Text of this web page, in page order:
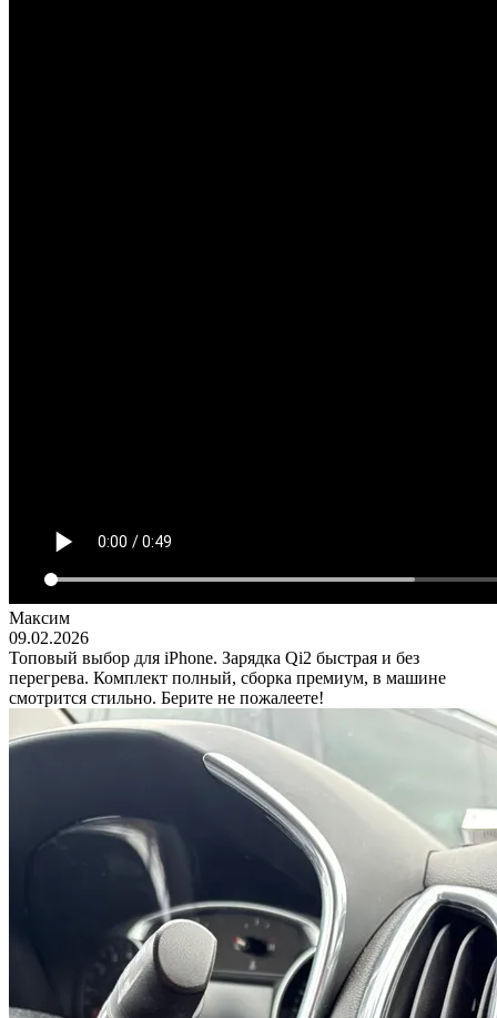
Максим
09.02.2026
Топовый выбор для iPhone. Зарядка Qi2 быстрая и без
перегрева. Комплект полный, сборка премиум, в машине
смотрится стильно. Берите не пожалеете!